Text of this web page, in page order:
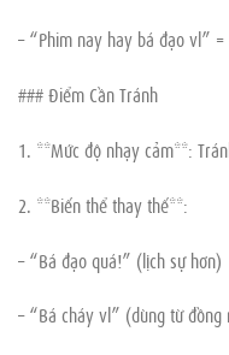
– “Phim nay hay bá đạo vl”
### Điểm Cần Tránh
1. **Mức độ nhạy cảm**:
2. **Biến thể thay thế**:
– “Bá đạo quá!” (lịch sự hơn)
– “Bá cháy vl” (dùng từ